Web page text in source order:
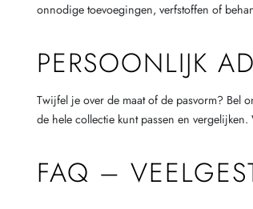
onnodige toevoegingen, verfstoffen of
PERSOONLIJK
Twijfel je over de maat of de pasvorm? Bel
de hele collectie kunt passen en
FAQ –